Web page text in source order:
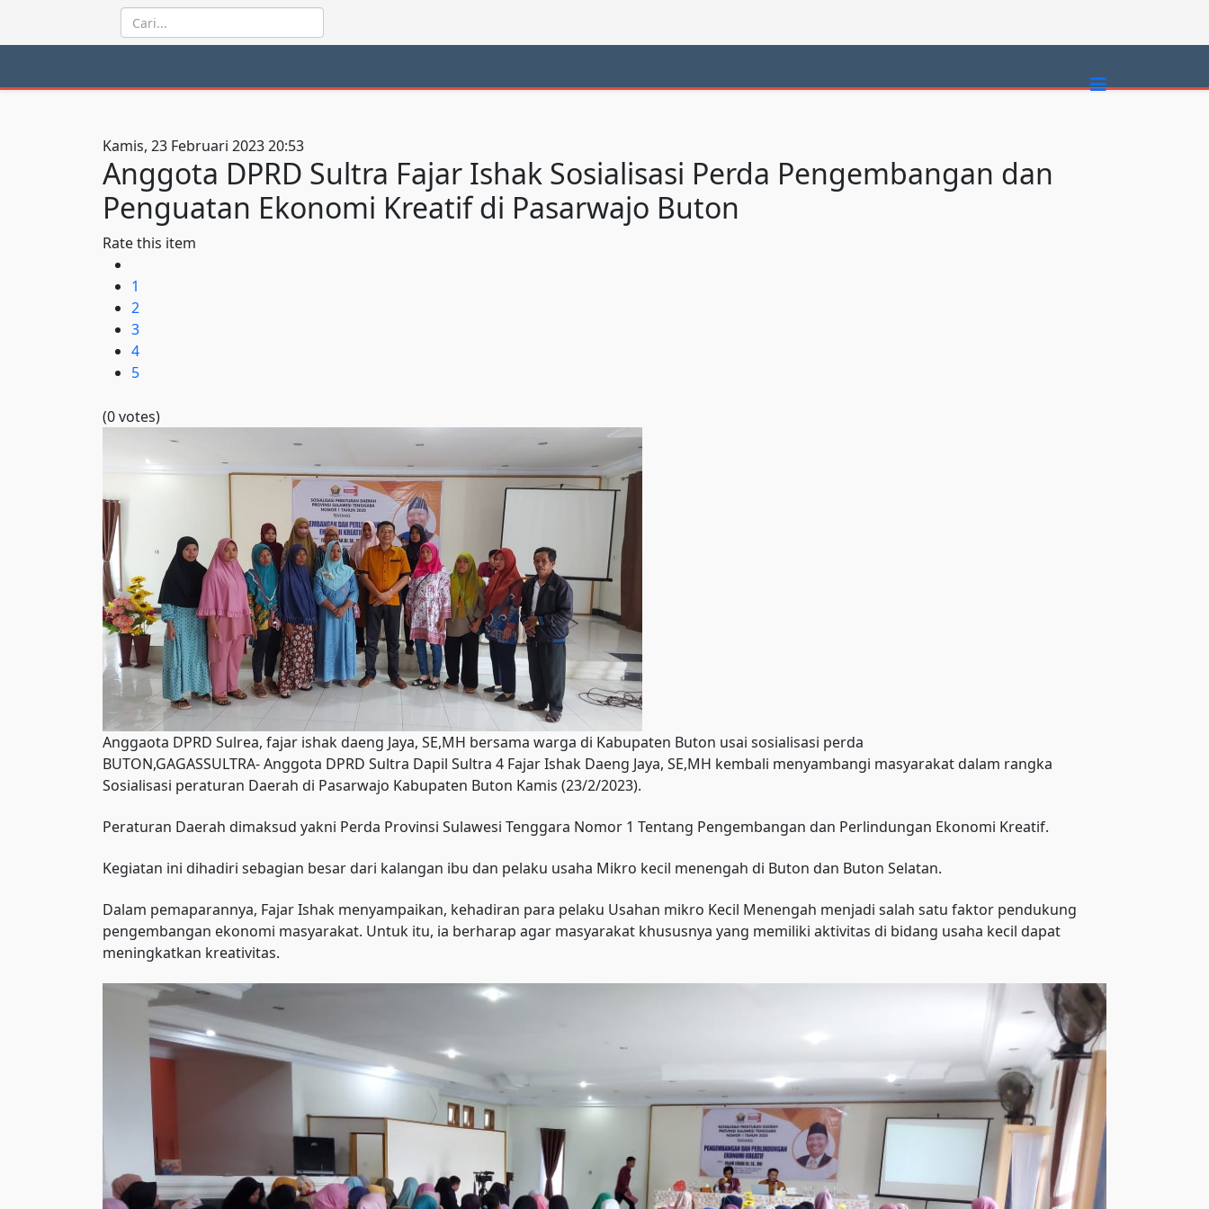
Kamis, 23 Februari 2023 20:53
Anggota DPRD Sultra Fajar Ishak Sosialisasi Perda Pengembangan dan
Penguatan Ekonomi Kreatif di Pasarwajo Buton
Rate this item
1
2
3
4
5
(0 votes)
Anggaota DPRD Sulrea, fajar ishak daeng Jaya, SE,MH bersama warga di Kabupaten Buton usai sosialisasi perda
BUTON,GAGASSULTRA- Anggota DPRD Sultra Dapil Sultra 4 Fajar Ishak Daeng Jaya, SE,MH kembali menyambangi masyarakat dalam rangka
Sosialisasi peraturan Daerah di Pasarwajo Kabupaten Buton Kamis (23/2/2023).
Peraturan Daerah dimaksud yakni Perda Provinsi Sulawesi Tenggara Nomor 1 Tentang Pengembangan dan Perlindungan Ekonomi Kreatif.
Kegiatan ini dihadiri sebagian besar dari kalangan ibu dan pelaku usaha Mikro kecil menengah di Buton dan Buton Selatan.
Dalam pemaparannya, Fajar Ishak menyampaikan, kehadiran para pelaku Usahan mikro Kecil Menengah menjadi salah satu faktor pendukung
pengembangan ekonomi masyarakat. Untuk itu, ia berharap agar masyarakat khususnya yang memiliki aktivitas di bidang usaha kecil dapat
meningkatkan kreativitas.